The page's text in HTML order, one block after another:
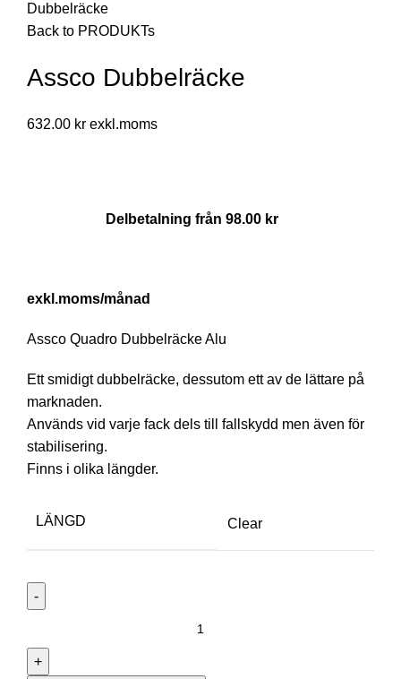
Dubbelräcke
Back to PRODUKTs
Assco Dubbelräcke
632.00 kr
Delbetalning från 98.00 kr
/månad
Assco Quadro Dubbelräcke Alu
Ett smidigt dubbelräcke, dessutom ett av de lättare på
marknaden.
Används vid varje fack dels till fallskydd men även för
stabilisering.
Finns i olika längder.
LÄNGD Clear